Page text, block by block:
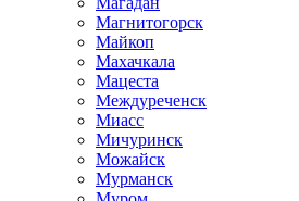
Магнитогорск
Майкоп
Махачкала
Мацеста
Междуреченск
Миасс
Мичуринск
Можайск
Мурманск